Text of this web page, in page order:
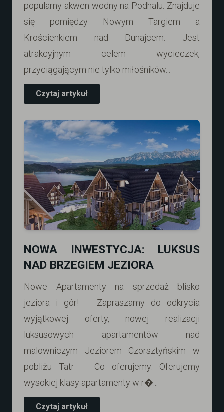
popularny akwen wodny na Podhalu. Znajduje
się pomiędzy Nowym Targiem a
Krościenkiem nad Dunajcem. Jest
atrakcyjnym celem wycieczek,
przyciągającym nie tylko miłośników...
Czytaj artykuł
NOWA INWESTYCJA: LUKSUS
NAD BRZEGIEM JEZIORA
Nowe Apartamenty na sprzedaż blisko
jeziora i gór! Zapraszamy do odkrycia
wyjątkowej oferty, nowej realizacji
luksusowych apartamentów nad
malowniczym Jeziorem Czorsztyńskim w
pobliżu Tatr Co oferujemy: Oferujemy
wysokiej klasy apartamenty w r�...
Czytaj artykuł